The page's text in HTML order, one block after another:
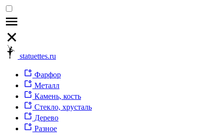
statuettes.ru
Фарфор
Металл
Камень, кость
Стекло, хрусталь
Дерево
Разное